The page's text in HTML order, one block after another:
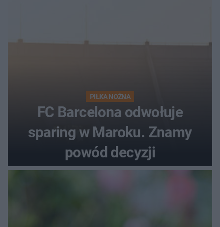
PIŁKA NOŻNA
FC Barcelona odwołuje
sparing w Maroku. Znamy
powód decyzji